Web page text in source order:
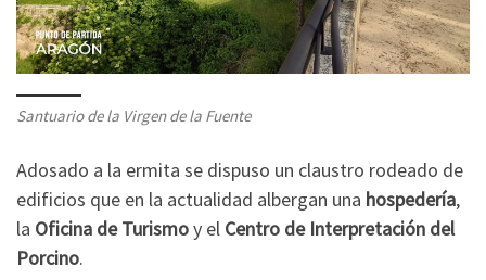
Santuario de la Virgen de la Fuente
Adosado a la ermita se dispuso un claustro rodeado de
edificios que en la actualidad albergan una hospedería,
la Oficina de Turismoy el Centro de Interpretación del
Porcino.